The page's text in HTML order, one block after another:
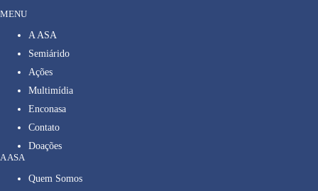
MENU
A ASA
Semiárido
Ações
Multimídia
Enconasa
Contato
Doações
A ASA
Quem Somos